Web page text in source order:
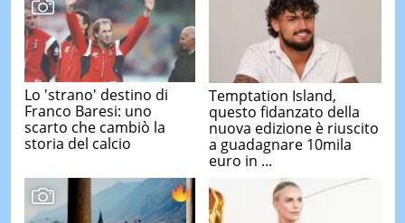
Lo 'strano' destino di
Franco Baresi: uno
scarto che cambiò la
storia del calcio
Temptation Island,
questo fidanzato della
nuova edizione è riuscito
a guadagnare 10mila
euro in ...